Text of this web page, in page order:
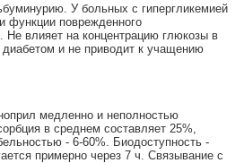
У больных с гипергликемией
функции поврежденного
Не влияет на концентрацию глюкозы в
и не приводит к учащению
медленно и неполностью
в среднем составляет 25%,
- 6-60%. Биодоступность -
примерно через 7 ч. Связывание с